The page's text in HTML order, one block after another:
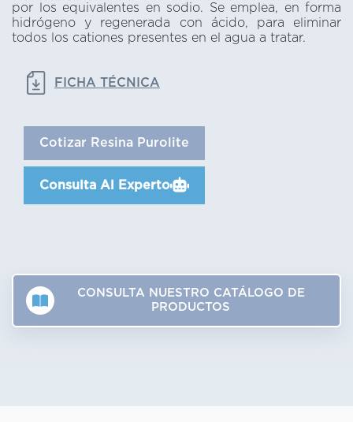
por los equivalentes en sodio. Se emplea, en forma
hidrógeno y regenerada con ácido, para eliminar
todos los cationes presentes en el agua a tratar.
FICHA TÉCNICA
Cotizar Resina Purolite
Consulta Al Experto
CONSULTA NUESTRO CATÁLOGO DE
PRODUCTOS